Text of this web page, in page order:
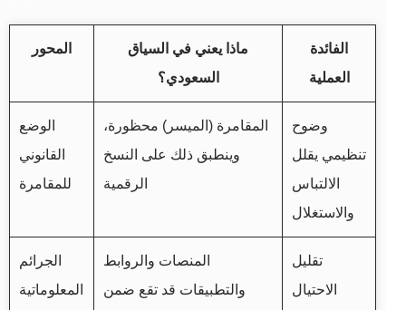
المحور
ماذا يعني في السياق
السعودي؟
الفائدة
العملية
الوضع
القانوني
للمقامرة
المقامرة (الميسر) محظورة،
وينطبق ذلك على النسخ
الرقمية
وضوح
تنظيمي يقلل
الالتباس
والاستغلال
الجرائم
المعلوماتية
المنصات والروابط
والتطبيقات قد تقع ضمن
تقليل
الاحتيال